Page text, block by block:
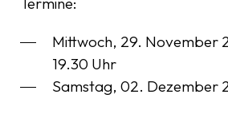
Mittwoch, 29. November
19.30 Uhr
Samstag, 02. Dezember